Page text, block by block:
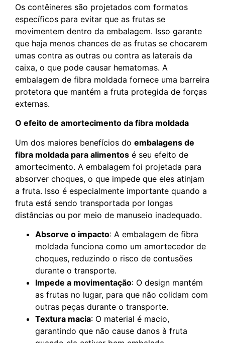
Os contêineres são projetados com formatos
específicos para evitar que as frutas se
movimentem dentro da embalagem. Isso garante
que haja menos chances de as frutas se chocarem
umas contra as outras ou contra as laterais da
caixa, o que pode causar hematomas. A
embalagem de fibra moldada fornece uma barreira
protetora que mantém a fruta protegida de forças
externas.
O efeito de amortecimento da fibra moldada
Um dos maiores benefícios do embalagens de
fibra moldada para alimentos é seu efeito de
amortecimento. A embalagem foi projetada para
absorver choques, o que impede que eles atinjam
a fruta. Isso é especialmente importante quando a
fruta está sendo transportada por longas
distâncias ou por meio de manuseio inadequado.
Absorve o impacto: A embalagem de fibra
moldada funciona como um amortecedor de
choques, reduzindo o risco de contusões
durante o transporte.
Impede a movimentação: O design mantém
as frutas no lugar, para que não colidam com
outras peças durante o transporte.
Textura macia: O material é macio,
garantindo que não cause danos à fruta